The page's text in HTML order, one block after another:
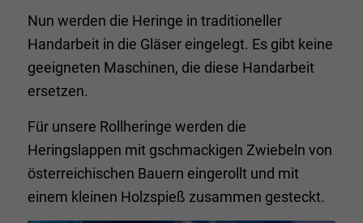
Nun werden die Heringe in traditioneller
Handarbeit in die Gläser eingelegt. Es gibt keine
geeigneten Maschinen, die diese Handarbeit
ersetzen.
Für unsere Rollheringe werden die
Heringslappen mit gschmackigen Zwiebeln von
österreichischen Bauern eingerollt und mit
einem kleinen Holzspieß zusammen gesteckt.
Anzeigen- und Inhaltsmessung.Weitere Informationen über die
Verwendung Ihrer Daten finden Sie in unserer
Hier finden Sie eine Übersicht über alle verwendeten Cookies. Sie
können Ihre Einwilligung zu ganzen Kategorien geben oder sich
weitere Informationen anzeigen lassen und so nur bestimmte
Alle akzeptieren Speichern
Zurück
Datenschutzeinstellungen
Essenziell (1)